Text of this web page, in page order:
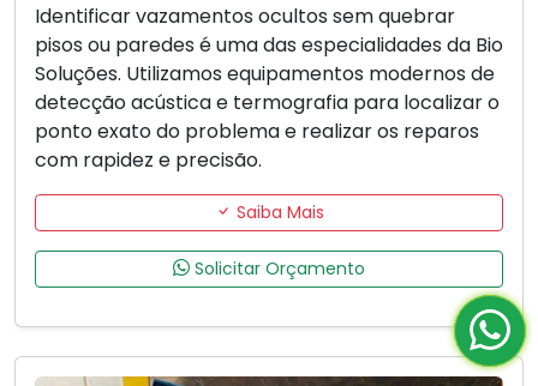
Identificar vazamentos ocultos sem quebrar
pisos ou paredes é uma das especialidades da Bio
Soluções. Utilizamos equipamentos modernos de
detecção acústica e termografia para localizar o
ponto exato do problema e realizar os reparos
com rapidez e precisão.
Saiba Mais
Solicitar Orçamento